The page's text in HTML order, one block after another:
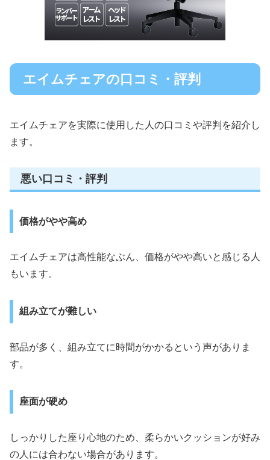
エイムチェアの口コミ・評判
エイムチェアを実際に使用した人の口コミや評判を紹介し
ます。
悪い口コミ・評判
価格がやや高め
エイムチェアは高性能なぶん、価格がやや高いと感じる人
もいます。
組み立てが難しい
部品が多く、組み立てに時間がかかるという声がありま
す。
座面が硬め
しっかりした座り心地のため、柔らかいクッションが好み
の人には合わない場合があります。